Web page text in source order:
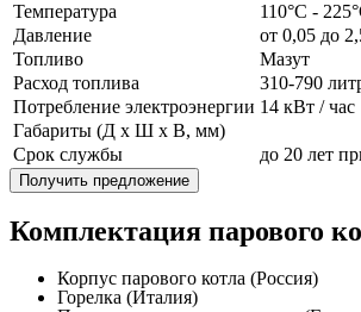
Температура
110°C -
Давление
от 0,05 до
Топливо
Мазут
Расход топлива
310-790
Потребление электроэнергии 14 кВт / час
Габариты (Д x Ш x В, мм)
Срок службы
до 20 лет
Получить предложение
Комплектация парового
Корпус парового котла (Россия)
Горелка (Италия)